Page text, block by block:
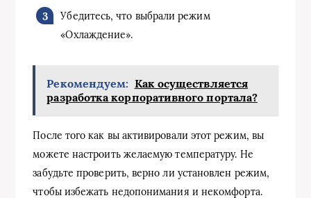
Убедитесь, что выбрали режим
«Охлаждение».
Рекомендуем: Как осуществляется
разработка корпоративного портала?
После того как вы активировали этот режим, вы
можете настроить желаемую температуру. Не
забудьте проверить, верно ли установлен режим,
чтобы избежать недопонимания и некомфорта.